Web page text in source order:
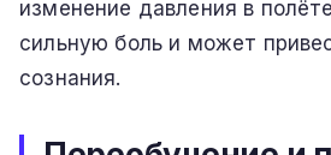
изменение давления в
сильную боль и может
сознания.